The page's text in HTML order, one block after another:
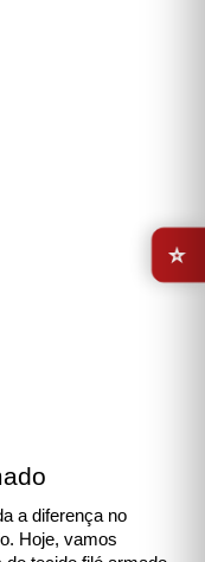
a diferença no
Hoje, vamos
⭐